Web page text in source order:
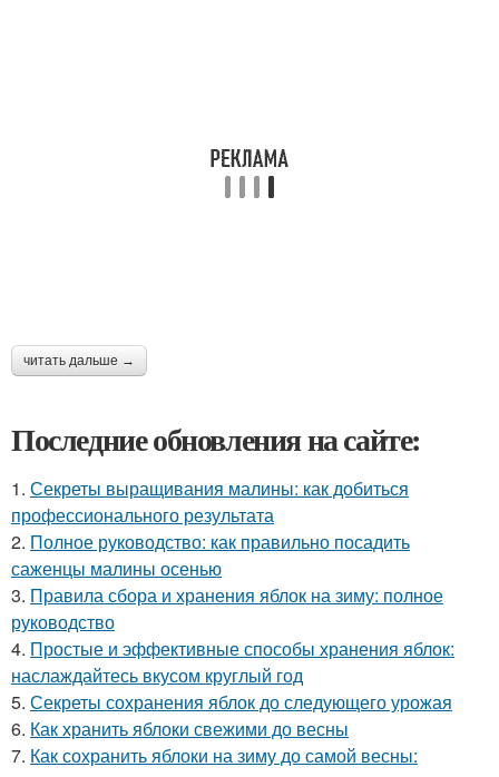
читать дальше →
Последние обновления на сайте:
1. Секреты выращивания малины: как добиться
профессионального результата
2. Полное руководство: как правильно посадить
саженцы малины осенью
3. Правила сбора и хранения яблок на зиму: полное
руководство
4. Простые и эффективные способы хранения яблок:
наслаждайтесь вкусом круглый год
5. Секреты сохранения яблок до следующего урожая
6. Как хранить яблоки свежими до весны
7. Как сохранить яблоки на зиму до самой весны: